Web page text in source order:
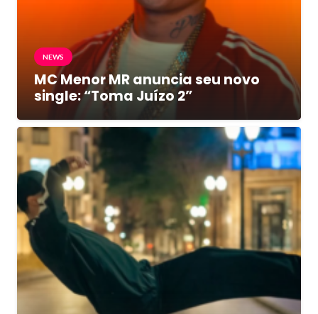
NEWS
MC Menor MR anuncia seu novo
single: “Toma Juízo 2”